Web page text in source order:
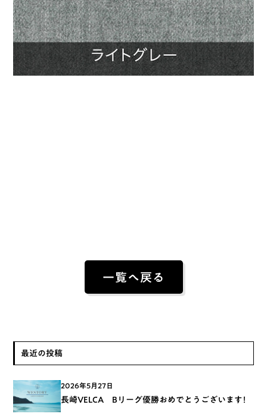
一覧へ戻る
最近の投稿
2026年5月27日
長崎VELCA Bリーグ優勝おめでとうございます！